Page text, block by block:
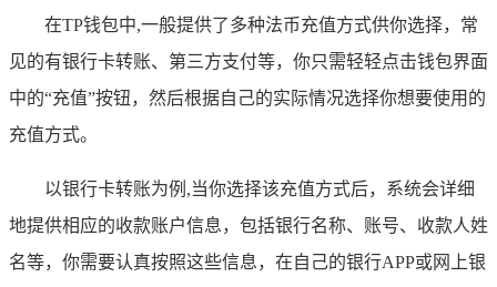
在TP钱包中,一般提供了多种法币充值方式供你选择，常
见的有银行卡转账、第三方支付等，你只需轻轻点击钱包界面
中的“充值”按钮，然后根据自己的实际情况选择你想要使用的
充值方式。
以银行卡转账为例,当你选择该充值方式后，系统会详细
地提供相应的收款账户信息，包括银行名称、账号、收款人姓
名等，你需要认真按照这些信息，在自己的银行APP或网上银